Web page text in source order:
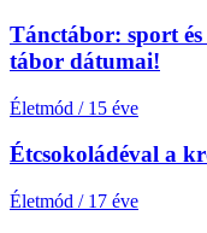
Tánctábor: sport
tábor dátumai!
Életmód / 15 éve
Étcsokoládéval a
Életmód / 17 éve